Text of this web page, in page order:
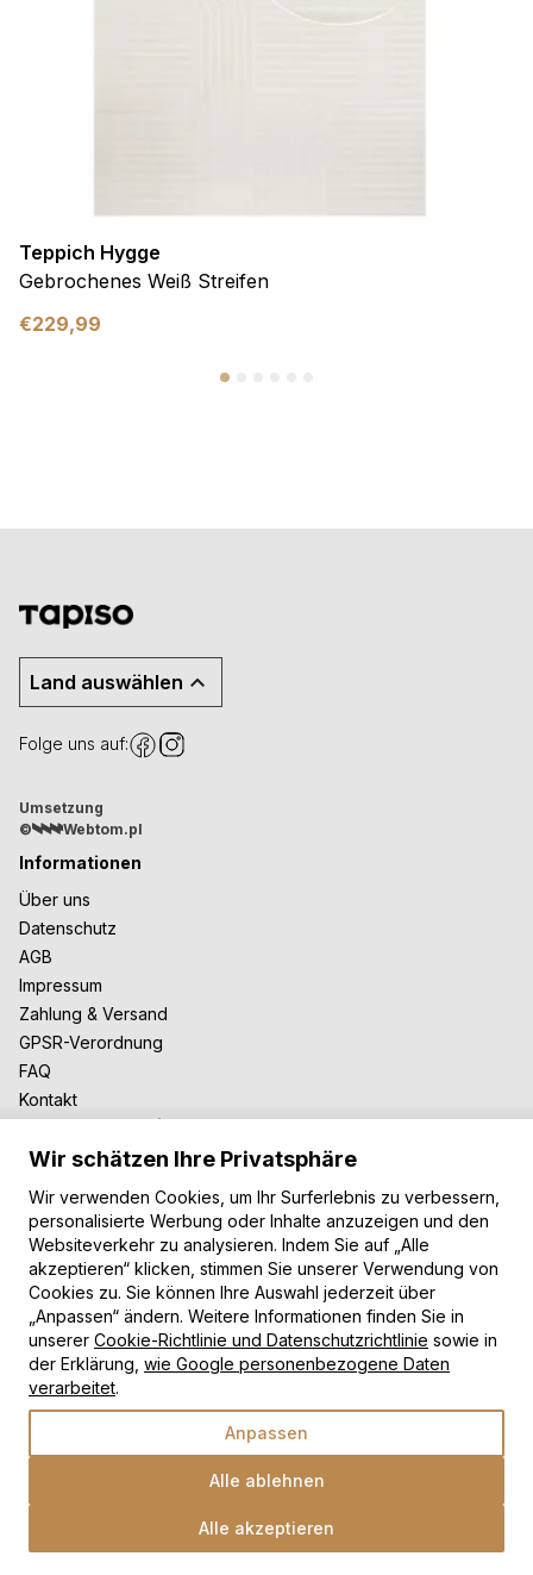
Teppich Hygge
Gebrochenes Weiß Streifen
€229,99
Wähle eine Option
Land auswählen
Folge uns auf:
Umsetzung
©
Webtom.pl
Informationen
Über uns
Datenschutz
AGB
Impressum
Zahlung & Versand
GPSR-Verordnung
FAQ
Kontakt
Zusammenarbeit
Für Blogger
B2B-Zusammenarbeit
Unsere Teppiche
Moderne Teppiche
Vintage Teppiche
Shaggy Teppiche
Kinderteppiche
Zahlungsarten
Copyright © 2026 TAPISO
Wir schätzen Ihre Privatsphäre
Wir verwenden Cookies, um Ihr Surferlebnis zu verbessern,
personalisierte Werbung oder Inhalte anzuzeigen und den
Websiteverkehr zu analysieren. Indem Sie auf „Alle
akzeptieren“ klicken, stimmen Sie unserer Verwendung von
Cookies zu. Sie können Ihre Auswahl jederzeit über
„Anpassen“ ändern. Weitere Informationen finden Sie in
unserer Cookie-Richtlinie und Datenschutzrichtlinie sowie in
der Erklärung, wie Google personenbezogene Daten
verarbeitet.
Anpassen
Alle ablehnen
Alle akzeptieren